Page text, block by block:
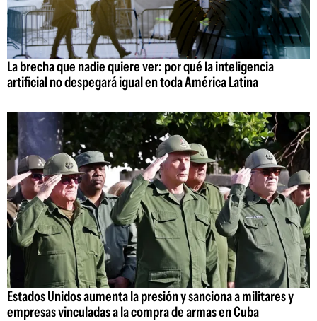
La brecha que nadie quiere ver: por qué la inteligencia
artificial no despegará igual en toda América Latina
Estados Unidos aumenta la presión y sanciona a militares y
empresas vinculadas a la compra de armas en Cuba